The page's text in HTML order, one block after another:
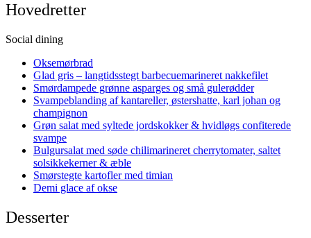
Hovedretter
Social dining
Oksemørbrad
Glad gris – langtidsstegt barbecuemarineret nakkefilet
Smørdampede grønne asparges og små gulerødder
Svampeblanding af kantareller, østershatte, karl johan og
champignon
Grøn salat med syltede jordskokker & hvidløgs confiterede
svampe
Bulgursalat med søde chilimarineret cherrytomater, saltet
solsikkekerner & æble
Smørstegte kartofler med timian
Demi glace af okse
Desserter